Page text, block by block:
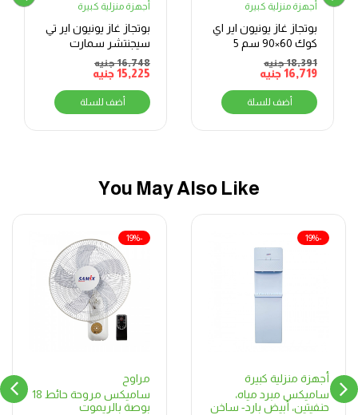
أجهزة منزلية كبيرة
بوتجاز غاز يونيون اير اي
كوك 60×90 سم 5
الشعلات
18,391جنيه
16,719جنيه
أضف للسلة
أجهزة منزلية كبيرة
بوتجاز غاز يونيون اير تي
سيجنتشر سمارت
أسود
16,748جنيه
15,225جنيه
أضف للسلة
You May Also Like
أجهزة منزلية كبيرة
ساميكس مبرد مياه،
حنفيتين، أبيض بارد- ساخن
-19%
مراوح
ساميكس مروحة حائط 18
بوصة بالريموت
-19%